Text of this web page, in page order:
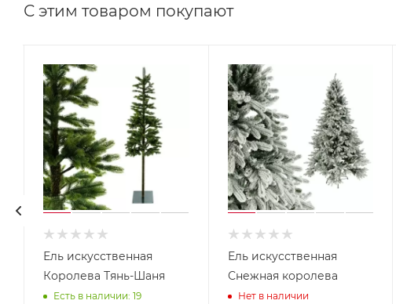
С этим товаром покупают
Ель искусственная
Королева Тянь-Шаня
Есть в наличии: 19
Ель искусственная
Снежная королева
Нет в наличии